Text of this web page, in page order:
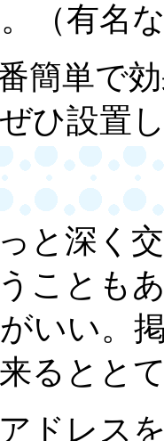
（有名
簡単で
ひ設置
と深く
ことも
いい。
るとと
ドレス